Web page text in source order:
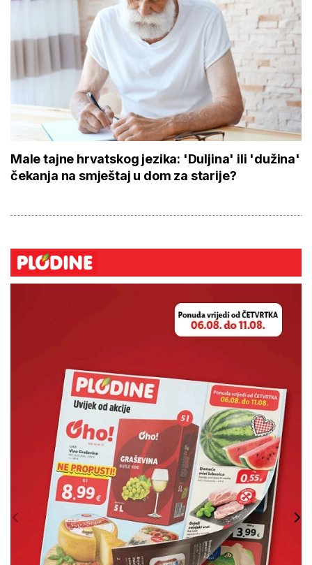
Male tajne hrvatskog jezika: 'Duljina' ili 'dužina'
čekanja na smještaj u dom za starije?